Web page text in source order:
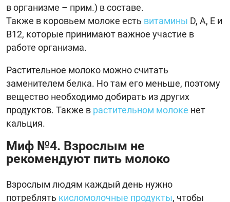
в организме – прим.) в составе.
Также в коровьем молоке есть витамины D, А, Е и
В12, которые принимают важное участие в
работе организма.
Растительное молоко можно считать
заменителем белка. Но там его меньше, поэтому
вещество необходимо добирать из других
продуктов. Также в растительном молоке нет
кальция.
Миф №4. Взрослым не
рекомендуют пить молоко
Взрослым людям каждый день нужно
потреблять кисломолочные продукты, чтобы